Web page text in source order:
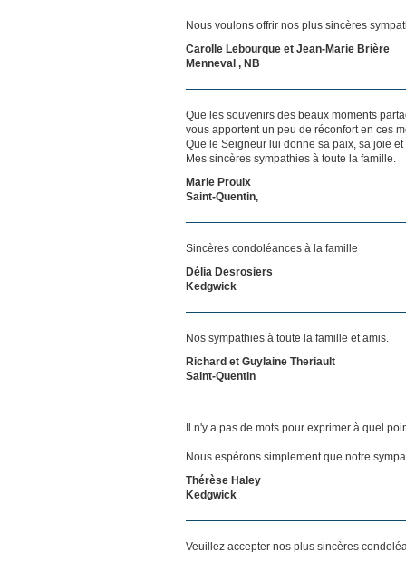
Nous voulons offrir nos plus sincères
Carolle Lebourque et Jean-Marie Brière
Menneval , NB
Que les souvenirs des beaux moments
vous apportent un peu de réconfort en ces
Que le Seigneur lui donne sa paix, sa joie
Mes sincères sympathies à toute la famille.
Marie Proulx
Saint-Quentin,
Sincères condoléances à la famille
Délia Desrosiers
Kedgwick
Nos sympathies à toute la famille et amis.
Richard et Guylaine Theriault
Saint-Quentin
Il n'y a pas de mots pour exprimer à quel
Nous espérons simplement que notre
Thérèse Haley
Kedgwick
Veuillez accepter nos plus sincères